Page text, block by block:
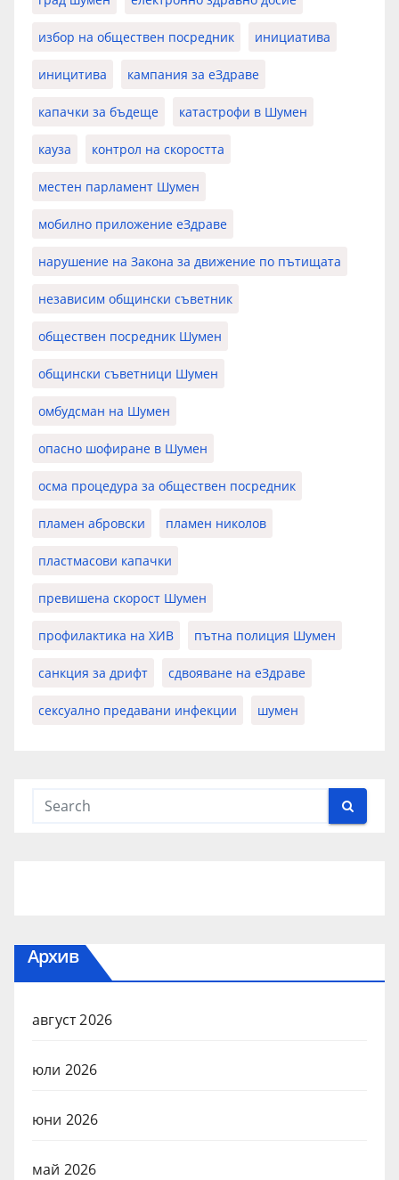
избор на обществен посредник инициатива
иницитива кампания за еЗдраве
капачки за бъдеще катастрофи в Шумен
кауза контрол на скоростта
местен парламент Шумен
мобилно приложение еЗдраве
нарушение на Закона за движение по пътищата
независим общински съветник
обществен посредник Шумен
общински съветници Шумен
омбудсман на Шумен
опасно шофиране в Шумен
осма процедура за обществен посредник
пламен абровски пламен николов
пластмасови капачки
превишена скорост Шумен
профилактика на ХИВ пътна полиция Шумен
санкция за дрифт сдвояване на еЗдраве
сексуално предавани инфекции шумен
Архив
август 2026
юли 2026
юни 2026
май 2026